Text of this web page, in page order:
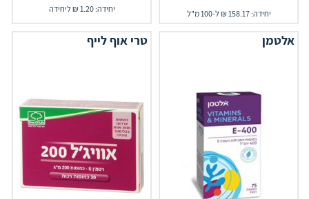
יחידה: 158.17 ₪ ל-100 מ"ל יחידה: 1.20 ₪ ליחידה
אלטמן טרי אוף לייף